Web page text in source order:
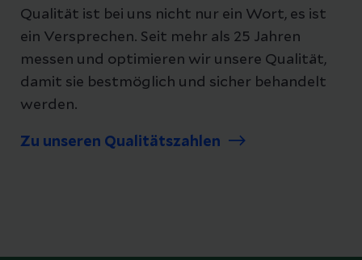
Qualität ist bei uns nicht nur ein Wort, es ist
ein Versprechen. Seit mehr als 25 Jahren
messen und optimieren wir unsere Qualität,
damit sie bestmöglich und sicher behandelt
werden.
Zu unseren Qualitätszahlen